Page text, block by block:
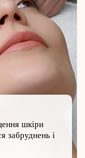
шкіри
забруднень і